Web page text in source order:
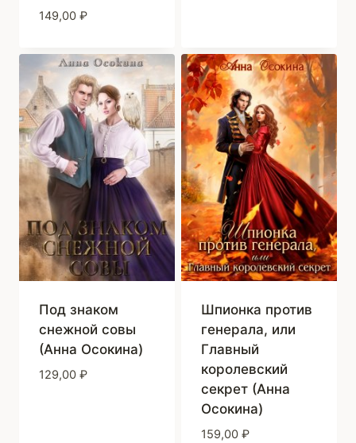
149,00 ₽
Под знаком
снежной совы
(Анна Осокина)
129,00 ₽
Шпионка против
генерала, или
Главный
королевский
секрет (Анна
Осокина)
159,00 ₽